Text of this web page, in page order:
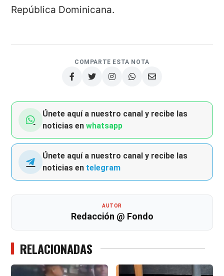
República Dominicana.
COMPARTE ESTA NOTA
Únete aquí a nuestro canal y recibe las
noticias enwhatsapp
Únete aquí a nuestro canal y recibe las
noticias en telegram
AUTOR
Redacción @ Fondo
RELACIONADAS